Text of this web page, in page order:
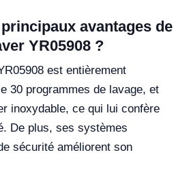
avantages de
YR05908 ?
est entièrement
30 programmes de lavage, et
inoxydable, ce qui lui confère
De plus, ses systèmes
sécurité améliorent son